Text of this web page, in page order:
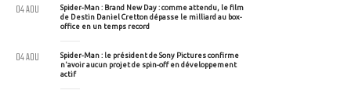
Spider-Man : Brand New Day : comme attendu, le film
de Destin Daniel Cretton dépasse le milliard au box-
office en un temps record
04 AOU
Spider-Man : le président de Sony Pictures confirme
n'avoir aucun projet de spin-off en développement
actif
04 AOU